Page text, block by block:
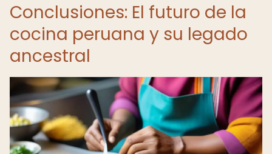
Conclusiones: El futuro de la
cocina peruana y su legado
ancestral